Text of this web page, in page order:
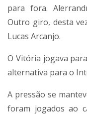
para fora.
Outro giro, desta
Lucas Arcanjo.
O Vitória jogava
alternativa para o
A pressão se
foram jogados ao